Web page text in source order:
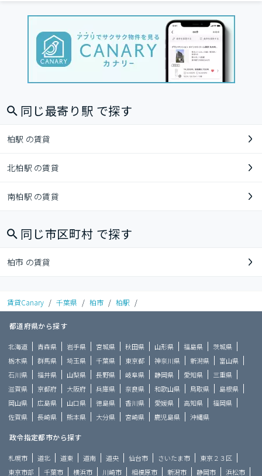
同じ最寄り駅 で探す
柏駅 の賃貸
北柏駅 の賃貸
南柏駅 の賃貸
同じ市区町村 で探す
柏市 の賃貸
賃貸Canary / 千葉県 / 柏市 / 柏駅 /
都道府県から探す
北海道 青森県 岩手県 宮城県 秋田県 山形県 福島県
茨城県
栃木県
群馬県 埼玉県 千葉県 東京都 神奈川県 新潟県
富山県
石川県
福井県 山梨県 長野県 岐阜県 静岡県 愛知県
三重県
滋賀県
京都府 大阪府 兵庫県 奈良県 和歌山県 鳥取県
島根県
岡山県
広島県 山口県 徳島県 香川県 愛媛県 高知県
福岡県
佐賀県
長崎県 熊本県 大分県 宮崎県 鹿児島県 沖縄県
政令指定都市から探す
札幌市 道北 道東 道南 道央 仙台市 さいたま市
東京２３区
東京市部
千葉市 横浜市 川崎市 相模原市 新潟市 静岡市 浜松市